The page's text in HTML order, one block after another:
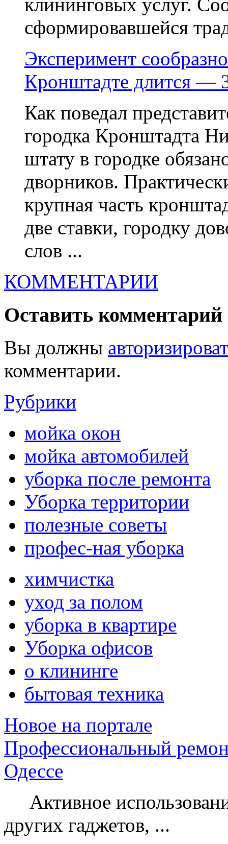
сформировавшейся
Эксперимент
Кронштадте длится —
Как поведал
городка Кронштадта
штату в городке
дворников.
крупная часть
две ставки, городку
слов ...
КОММЕНТАРИИ
Оставить комментарий
Вы должны
комментарии.
Рубрики
мойка окон
мойка автомобилей
уборка после ремонта
Уборка территории
полезные советы
профес-ная уборка
химчистка
уход за полом
уборка в квартире
Уборка офисов
о клининге
бытовая техника
Новое на портале
Профессиональный
Одессе
Активное
других гаджетов, ...